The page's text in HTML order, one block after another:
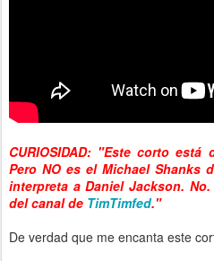
CURIOSIDAD: "Este corto
Pero NO es el Michael Shanks
interpreta a Daniel Jackson.
del canal de TimTimfed."
De verdad que me encanta este